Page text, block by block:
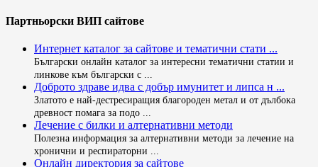
Партньорски ВИП сайтове
Интернет каталог за сайтове и тематични стати ...
Български онлайн каталог за интересни тематични статии и
линкове към български с ...
Доброто здраве идва с добър имунитет и липса н ...
Златото е най-дестресиращия благороден метал и от дълбока
древност помага за подо ...
Лечение с билки и алтернативни методи
Полезна информация за алтернативни методи за лечение на
хронични и респираторни ...
Онлайн директория за сайтове